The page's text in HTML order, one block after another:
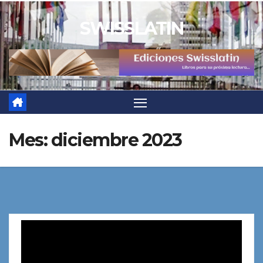
Saltar
al
contenido
SWISSLATIN
Mes:diciembre 2023